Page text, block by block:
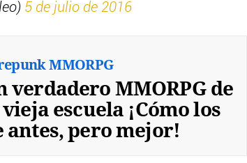
5 de julio de 2016
MMORPG
verdadero MMORPG de
escuela ¡Cómo los
antes, pero mejor!